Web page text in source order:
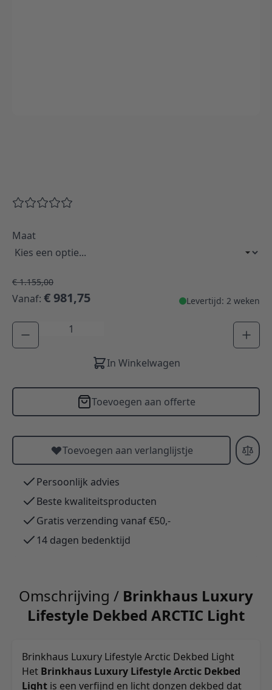
Maat
€ 1.155,00
Vanaf: € 981,75 Levertijd: 2 weken
Aantal
In Winkelwagen
Toevoegen aan offerte
Toevoegen aan verlanglijstje
Persoonlijk advies
Beste kwaliteitsproducten
Gratis verzending vanaf €50,-
14 dagen bedenktijd
Omschrijving / Brinkhaus Luxury
Lifestyle Dekbed ARCTIC Light
Brinkhaus Luxury Lifestyle Arctic Dekbed Light
Het Brinkhaus Luxury Lifestyle Arctic Dekbed
Light is een verfijnd en licht donzen dekbed dat